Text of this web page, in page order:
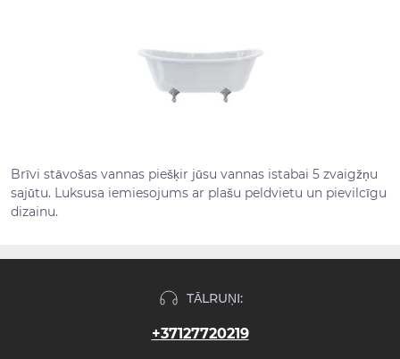
Brīvi stāvošas vannas piešķir jūsu vannas istabai 5 zvaigžņu
sajūtu. Luksusa iemiesojums ar plašu peldvietu un pievilcīgu
dizainu.
TĀLRUŅI:
+37127720219